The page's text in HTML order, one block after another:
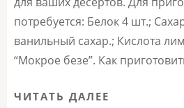
потребуется: Белок 4 шт.;
ванильный сахар.; Кислота
“Мокрое безе”. Как
ЧИТАТЬ ДАЛЕЕ